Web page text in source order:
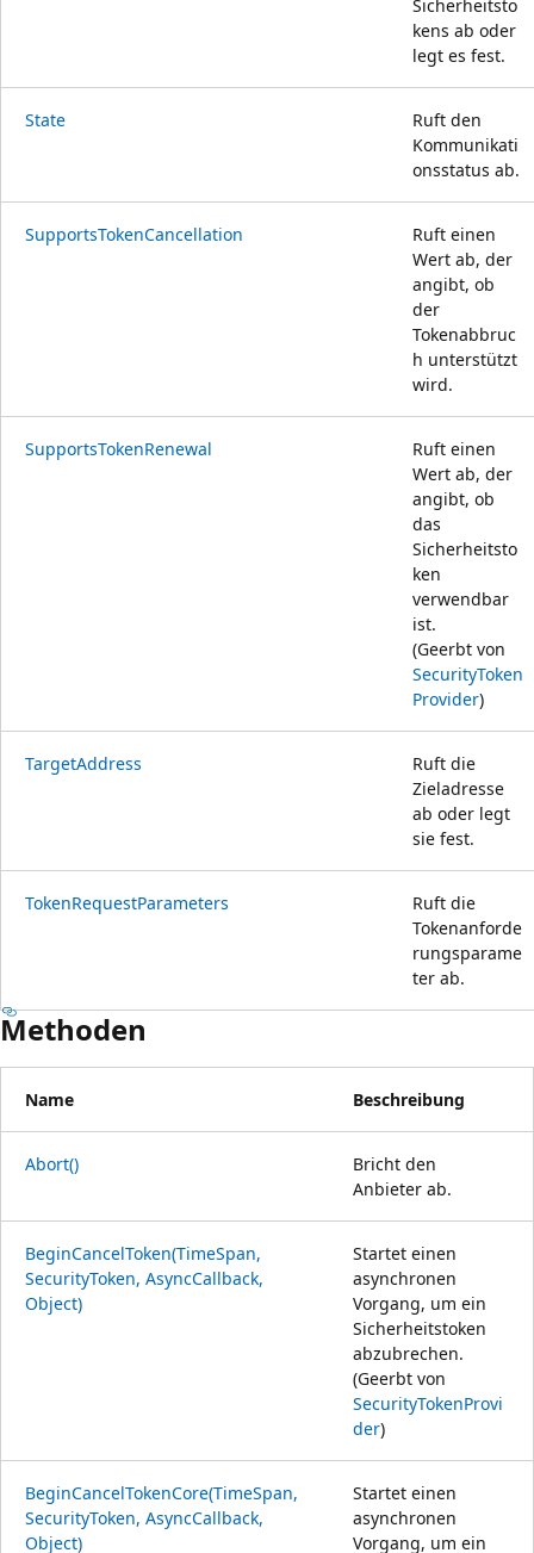
Sicherheitsto
kens ab oder
legt es fest.
State
Ruft den
Kommunikati
onsstatus ab.
SupportsTokenCancellation
Ruft einen
Wert ab, der
angibt, ob
der
Tokenabbruc
h unterstützt
wird.
SupportsTokenRenewal
Ruft einen
Wert ab, der
angibt, ob
das
Sicherheitsto
ken
verwendbar
ist.
(Geerbt von
SecurityToken
Provider)
TargetAddress
Ruft die
Zieladresse
ab oder legt
sie fest.
TokenRequestParameters
Ruft die
Tokenanforde
rungsparame
ter ab.
Methoden
Name Beschreibung
Abort()
Bricht den
Anbieter ab.
BeginCancelToken(TimeSpan,
SecurityToken, AsyncCallback,
Object)
Startet einen
asynchronen
Vorgang, um ein
Sicherheitstoken
abzubrechen.
(Geerbt von
SecurityTokenProvi
der)
BeginCancelTokenCore(TimeSpan,
SecurityToken, AsyncCallback,
Object)
Startet einen
asynchronen
Vorgang, um ein